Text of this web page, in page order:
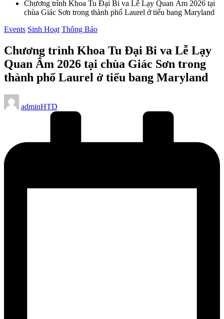
Chương trình Khoa Tu Đại Bi va Lễ Lạy Quan Âm 2026 tại
chùa Giác Sơn trong thành phố Laurel ở tiểu bang Maryland
Posted
Events Sinh Hoạt Thông Báo
Chương trình Khoa Tu Đại Bi va Lễ Lạy
Quan Âm 2026 tại chùa Giác Sơn trong
thành phố Laurel ở tiểu bang Maryland
Posted
by
adminHTD